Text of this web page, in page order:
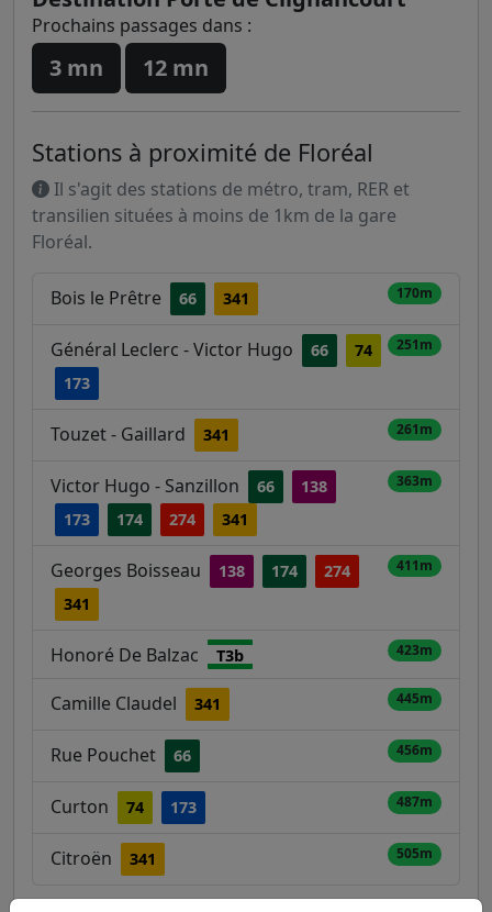
Prochains passages dans :
3 mn 12 mn
Stations à proximité de Floréal
Il s'agit des stations de métro, tram, RER et
transilien situées à moins de 1km de la gare
Floréal.
Bois le Prêtre 66 341 170m
Général Leclerc - Victor Hugo 66
74
173
251m
Touzet - Gaillard 341 261m
Victor Hugo - Sanzillon 66
138
173
174 274 341
363m
Georges Boisseau 138 174
274
341
411m
Honoré De Balzac T3b 423m
Camille Claudel 341 445m
Rue Pouchet 66 456m
Curton 74 173 487m
Citroën 341 505m